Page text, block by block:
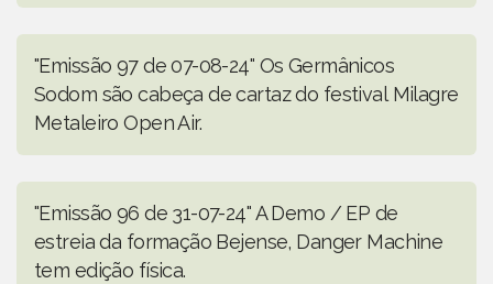
"Emissão 97 de 07-08-24" Os Germânicos
Sodom são cabeça de cartaz do festival Milagre
Metaleiro Open Air.
"Emissão 96 de 31-07-24" A Demo / EP de
estreia da formação Bejense, Danger Machine
tem edição física.